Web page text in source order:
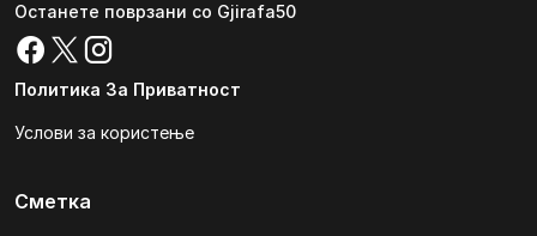
Останете поврзани со Gjirafa50
Политика За Приватност
Услови за користење
Сметка